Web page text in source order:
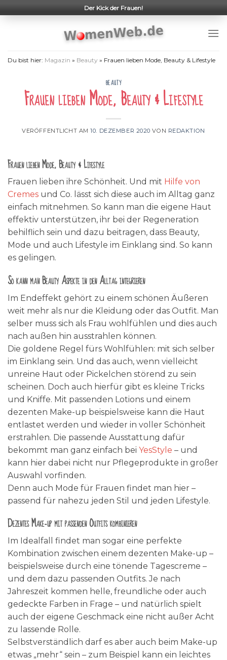
to
Der Kick der Frauen!
Du bist hier: Magazin » Beauty » Frauen lieben Mode, Beauty & Lifestyle
BEAUTY
Frauen lieben Mode, Beauty & Lifestyle
VERÖFFENTLICHT AM10. DEZEMBER 2020 VON REDAKTION
Frauen lieben Mode, Beauty & Lifestyle
Frauen lieben ihre Schönheit. Und mit Hilfe von
Cremes und Co. lässt sich diese auch im Alltag ganz
einfach mitnehmen. So kann man die eigene Haut
effektiv unterstützen, ihr bei der Regeneration
behilflich sein und dazu beitragen, dass Beauty,
Mode und auch Lifestyle im Einklang sind. So kann
es gelingen.
So kann man Beauty Aspekte in den Alltag integrieren
Im Endeffekt gehört zu einem schönen Äußeren
weit mehr als nur die Kleidung oder das Outfit. Man
selber muss sich als Frau wohlfühlen und dies auch
nach außen hin ausstrahlen können.
Die goldene Regel fürs Wohlfühlen: mit sich selber
im Einklang sein. Und das auch, wenn vielleicht
unreine Haut oder Pickelchen störend zu sein
scheinen. Doch auch hierfür gibt es kleine Tricks
und Kniffe. Mit passenden Lotions und einem
dezenten Make-up beispielsweise kann die Haut
entlastet werden und wieder in voller Schönheit
erstrahlen. Die passende Ausstattung dafür
bekommt man ganz einfach bei YesStyle – und
kann hier dabei nicht nur Pflegeprodukte in großer
Auswahl vorfinden.
Denn auch Mode für Frauen findet man hier –
passend für nahezu jeden Stil und jeden Lifestyle.
Dezentes Make-up mit passenden Outfits kombinieren
Im Idealfall findet man sogar eine perfekte
Kombination zwischen einem dezenten Make-up –
beispielsweise durch eine tönende Tagescreme –
und dem dazu passenden Outfits. Je nach
Jahreszeit kommen helle, freundliche oder auch
gedeckte Farben in Frage – und natürlich spielt
auch der eigene Geschmack eine nicht außer Acht
zu lassende Rolle.
Selbstverständlich darf es aber auch beim Make-up
etwas „mehr“ sein – zum Beispiel kann ein leichtes